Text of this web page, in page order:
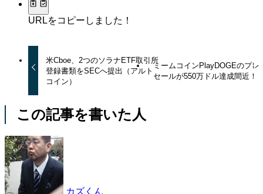
URLをコピーしました！
米Cboe、2つのソラナETF取引所
登録書類をSECへ提出（アルト
コイン）
ミームコインPlayDOGEのプレ
セールが550万ドル達成間近！
この記事を書いた人
カズくん